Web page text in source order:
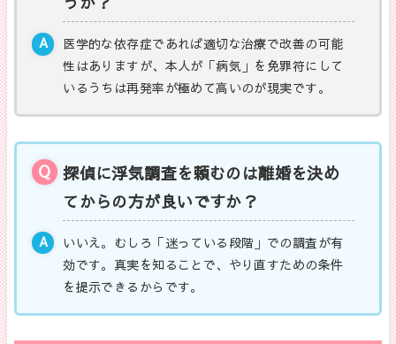
医学的な依存症であれば適切な治療で改善の可能
性はありますが、本人が「病気」を免罪符にして
いるうちは再発率が極めて高いのが現実です。
探偵に浮気調査を頼むのは離婚を決め
てからの方が良いですか？
いいえ。むしろ「迷っている段階」での調査が有
効です。真実を知ることで、やり直すための条件
を提示できるからです。